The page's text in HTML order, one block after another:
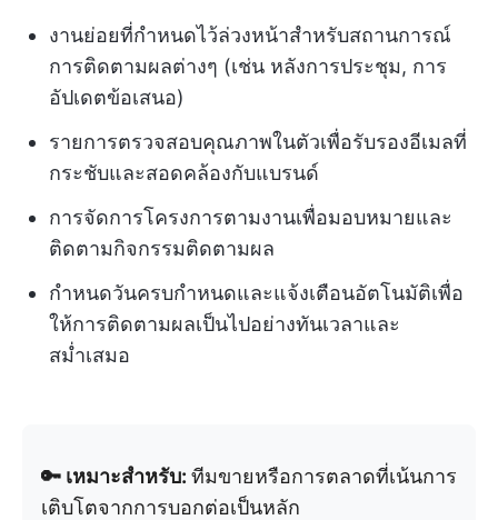
งานย่อยที่กำหนดไว้ล่วงหน้าสำหรับสถานการณ์
การติดตามผลต่างๆ (เช่น หลังการประชุม, การ
อัปเดตข้อเสนอ)
รายการตรวจสอบคุณภาพในตัวเพื่อรับรองอีเมลที่
กระชับและสอดคล้องกับแบรนด์
การจัดการโครงการตามงานเพื่อมอบหมายและ
ติดตามกิจกรรมติดตามผล
กำหนดวันครบกำหนดและแจ้งเตือนอัตโนมัติเพื่อ
ให้การติดตามผลเป็นไปอย่างทันเวลาและ
สม่ำเสมอ
🔑 เหมาะสำหรับ: ทีมขายหรือการตลาดที่เน้นการ
เติบโตจากการบอกต่อเป็นหลัก